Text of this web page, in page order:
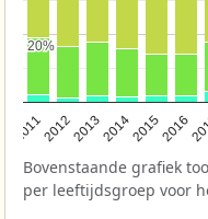
201120122013201420152016
20%
20%
Bovenstaande grafiek
per leeftijdsgroep voor